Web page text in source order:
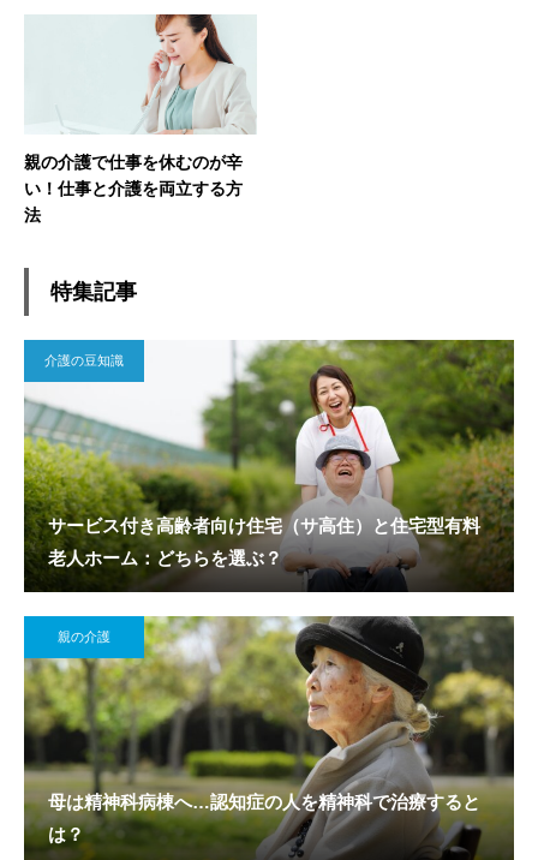
親の介護で仕事を休むのが辛
い！仕事と介護を両立する方
法
特集記事
介護の豆知識
サービス付き高齢者向け住宅（サ高住）と住宅型有料
老人ホーム：どちらを選ぶ？
親の介護
母は精神科病棟へ…認知症の人を精神科で治療すると
は？